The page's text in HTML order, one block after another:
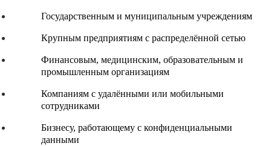
Государственным и муниципальным учреждениям
Крупным предприятиям с распределённой сетью
Финансовым, медицинским, образовательным и
промышленным организациям
Компаниям с удалёнными или мобильными
сотрудниками
Бизнесу, работающему с конфиденциальными
данными